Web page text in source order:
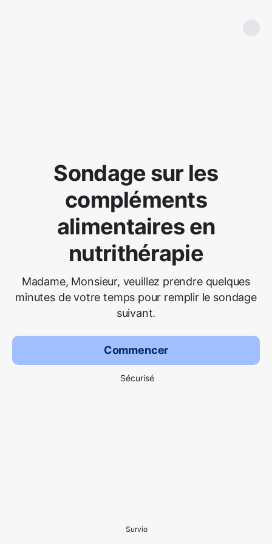
Sondage sur les
compléments
alimentaires en
nutrithérapie
Madame, Monsieur, veuillez prendre quelques
minutes de votre temps pour remplir le sondage
suivant.
Commencer
Sécurisé
Survio